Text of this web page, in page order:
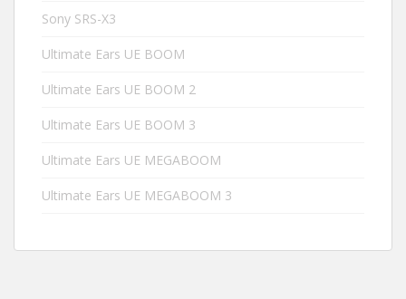
Sony SRS-X3
Ultimate Ears UE BOOM
Ultimate Ears UE BOOM 2
Ultimate Ears UE BOOM 3
Ultimate Ears UE MEGABOOM
Ultimate Ears UE MEGABOOM 3